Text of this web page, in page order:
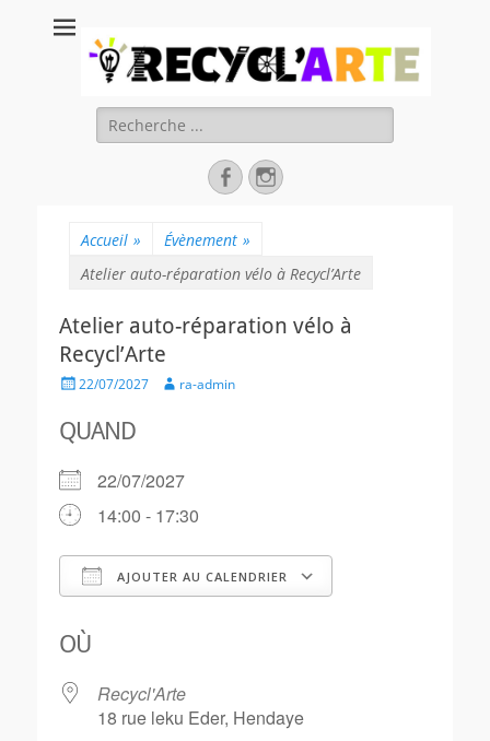
Recycl'Arte, faire
soi-même et
réduire les
déchets
Rechercher :
FacebookInstagram
Accueil » Évènement »
Atelier auto-réparation vélo à Recycl’Arte
Atelier auto-réparation vélo à
Recycl’Arte
Posted22/07/2027 Authorra-admin
QUAND
22/07/2027
14:00 - 17:30
AJOUTER AU CALENDRIER
OÙ
Recycl'Arte
18 rue leku Eder, Hendaye